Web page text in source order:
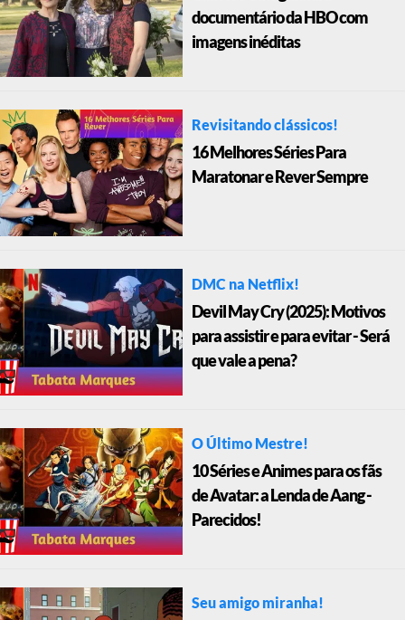
documentário da HBO com
imagens inéditas
Revisitando clássicos!
16 Melhores Séries Para
Maratonar e Rever Sempre
DMC na Netflix!
Devil May Cry (2025): Motivos
para assistir e para evitar - Será
que vale a pena?
O Último Mestre!
10 Séries e Animes para os fãs
de Avatar: a Lenda de Aang -
Parecidos!
Seu amigo miranha!